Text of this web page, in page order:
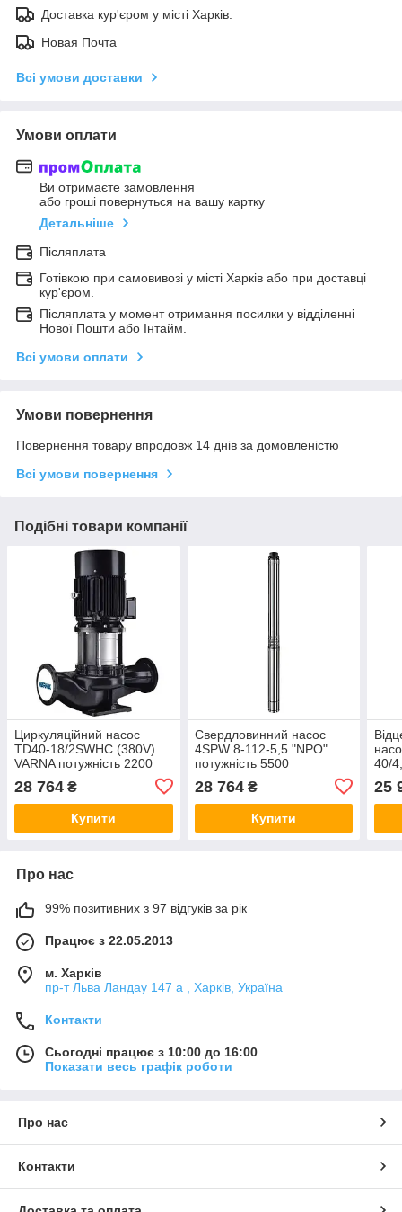
Доставка кур'єром у місті Харків.
Новая Почта
Всі умови доставки
Умови оплати
Ви отримаєте замовлення
або гроші повернуться на вашу картку
Детальніше
Післяплата
Готівкою при самовивозі у місті Харків або при доставці
кур'єром.
Післяплата у момент отримання посилки у відділенні
Нової Пошти або Інтайм.
Всі умови оплати
Умови повернення
Повернення товару впродовж 14 днів за домовленістю
Всі умови повернення
Подібні товари компанії
Циркуляційний насос
TD40-18/2SWHC (380V)
VARNA потужність 2200
Вт,мах.напір 24 ​​м,об'ємна
подача 20 м³/ч
28 764 ₴
Купити
Свердловинний насос
4SPW 8-112-5,5 "NPO"
потужність 5500
об'ємна подача 15 м³/ч
28 764₴
Купити
40/
25
Про нас
99% позитивних з 97 відгуків за рік
Працює з 22.05.2013
м. Харків
пр-т Льва Ландау 147 а , Харків, Україна
Контакти
Сьогодні працює з 10:00 до 16:00
Показати весь графік роботи
Про нас
Контакти